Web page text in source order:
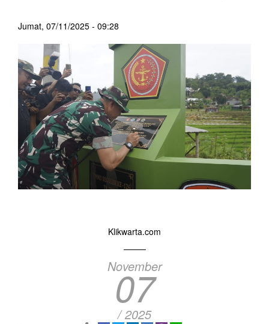
Jumat, 07/11/2025 - 09:28
Klikwarta.com
November
07
/ 2025